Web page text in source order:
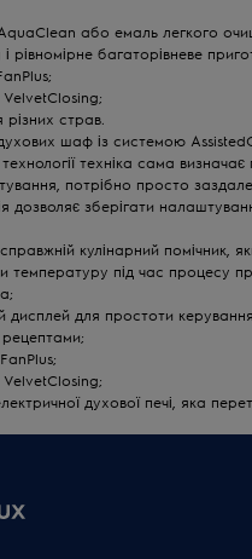
або емаль легкого
рівномірне багаторівневе
різних страв.
шаф із системою
техніка сама визначає
потрібно просто
дозволяє зберігати
кулінарний помічник,
температуру під час процесу
дисплей для простоти
духової печі, яка